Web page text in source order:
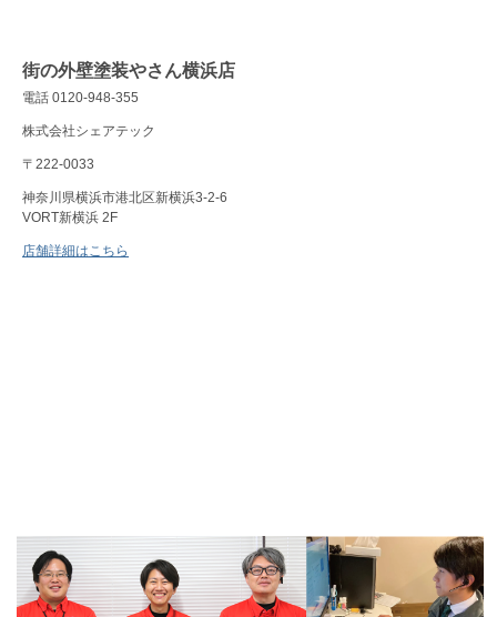
街の外壁塗装やさん横浜店
電話 0120-948-355
株式会社シェアテック
〒222-0033
神奈川県横浜市港北区新横浜3-2-6
VORT新横浜 2F
店舗詳細はこちら